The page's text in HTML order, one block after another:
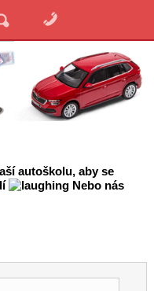
autoškolu, aby se
Nebo nás